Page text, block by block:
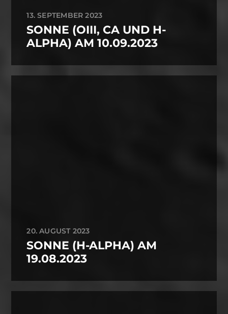
13. SEPTEMBER 2023
SONNE (OIII, CA UND H-
ALPHA) AM 10.09.2023
20. AUGUST 2023
SONNE (H-ALPHA) AM
19.08.2023